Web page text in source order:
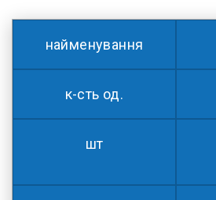
найменування
к-сть од.
шт